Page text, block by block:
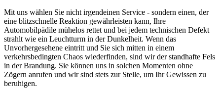
Mit uns wählen Sie nicht irgendeinen Service - sondern einen, der
eine blitzschnelle Reaktion gewährleisten kann, Ihre
Automobilpädile mühelos rettet und bei jedem technischen Defekt
strahlt wie ein Leuchtturm in der Dunkelheit. Wenn das
Unvorhergesehene eintritt und Sie sich mitten in einem
verkehrsbedingten Chaos wiederfinden, sind wir der standhafte Fels
in der Brandung. Sie können uns in solchen Momenten ohne
Zögern anrufen und wir sind stets zur Stelle, um Ihr Gewissen zu
beruhigen.